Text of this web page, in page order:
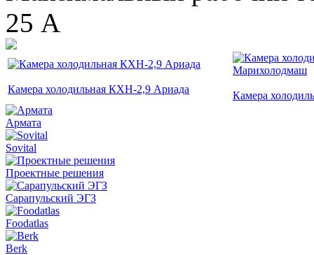
25 А
Камера холодильная КХН-2,9 Ариада
Камера
Армата
Sovital
Проектные решения
Сарапульский ЭГЗ
Foodatlas
Berk